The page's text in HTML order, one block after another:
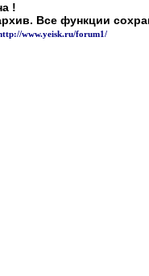
!
Все функции
www.yeisk.ru/forum1/